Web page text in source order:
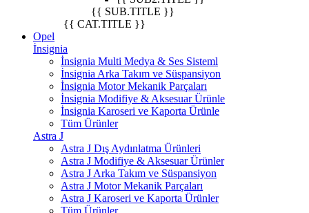
{{ SUB.TITLE }}
{{ CAT.TITLE }}
Opel
İnsignia
İnsignia Multi Medya & Ses Sisteml
İnsignia Arka Takım ve Süspansiyon
İnsignia Motor Mekanik Parçaları
İnsignia Modifiye & Aksesuar Ürünle
İnsignia Karoseri ve Kaporta Ürünle
Tüm Ürünler
Astra J
Astra J Dış Aydınlatma Ürünleri
Astra J Modifiye & Aksesuar Ürünler
Astra J Arka Takım ve Süspansiyon
Astra J Motor Mekanik Parçaları
Astra J Karoseri ve Kaporta Ürünler
Tüm Ürünler